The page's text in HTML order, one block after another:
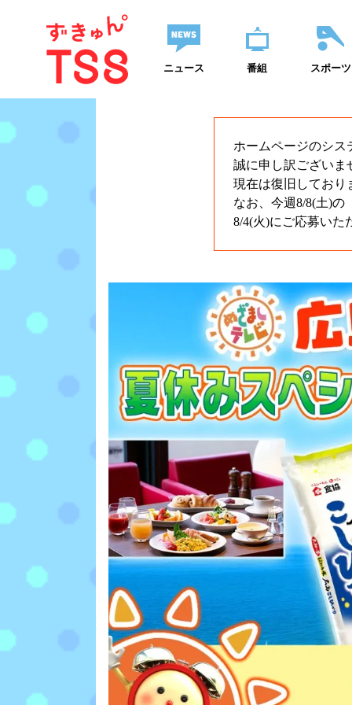
ニュース 番組 スポーツ
ホームページのシス
誠に申し訳ございま
現在は復旧しており
なお、今週8/8(土)
8/4(火)にご応募いた